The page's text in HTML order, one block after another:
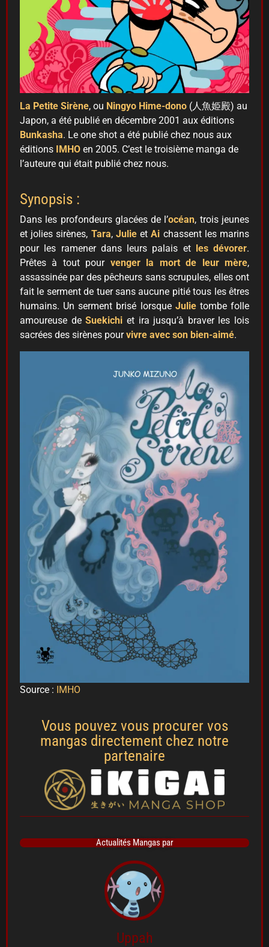
La Petite Sirène, ou Ningyo Hime-dono (人魚姫殿) au
Japon, a été publié en décembre 2001 aux éditions
Bunkasha. Le one shot a été publié chez nous aux
éditions IMHO en 2005. C’est le troisième manga de
l’auteure qui était publié chez nous.
Synopsis :
Dans les profondeurs glacées de l’océan, trois jeunes
et jolies sirènes, Tara, Julie etAi chassent les marins
pour les ramener dans leurs palais et
les dévorer.
Prêtes à tout pour venger la mort de leur mère,
assassinée par des pêcheurs sans scrupules, elles ont
fait le serment de tuer sans aucune pitié tous les êtres
humains. Un serment brisé lorsque Julie tombe folle
amoureuse deSuekichi et ira jusqu’à braver les lois
sacrées des sirènes pourvivre avec son bien-aimé.
Source : IMHO
Vous pouvez vous procurer vos
mangas directement chez notre
partenaire
Actualités Mangas par
Uppah